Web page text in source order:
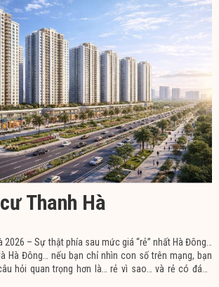
Thanh Hà
2026 – Sự thật phía sau mức giá “rẻ” nhất Hà Đông…
Hà Đông… nếu bạn chỉ nhìn con số trên mạng, bạn
hỏi quan trọng hơn là… rẻ vì sao… và rẻ có đáng